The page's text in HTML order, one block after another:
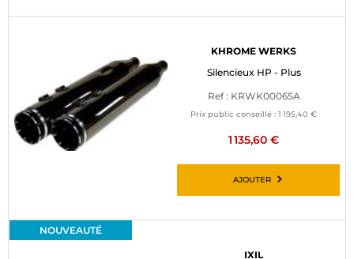
KHROME WERKS
Silencieux HP - Plus
Ref : KRWK00065A
Prix public conseillé : 1 195,40 €
1 135,60 €
AJOUTER
NOUVEAUTÉ
IXIL